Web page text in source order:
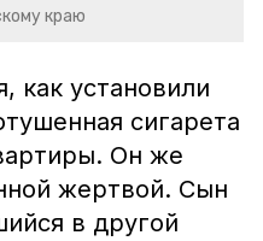
краю
как установили
сигарета
Он же
жертвой. Сын
в другой